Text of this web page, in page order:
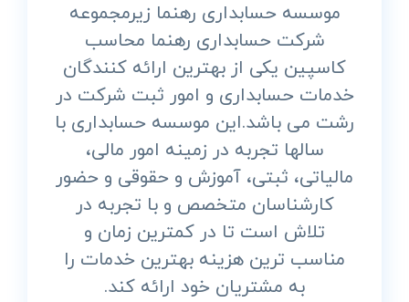
موسسه حسابداری رهنما زیرمجموعه
شرکت حسابداری رهنما محاسب
کاسپین یکی از بهترین ارائه کنندگان
خدمات حسابداری و امور ثبت شرکت در
رشت می باشد.این موسسه حسابداری با
سالها تجربه در زمینه امور مالی،
مالیاتی، ثبتی، آموزش و حقوقی و حضور
کارشناسان متخصص و با تجربه در
تلاش است تا در کمترین زمان و
مناسب ترین هزینه بهترین خدمات را
به مشتریان خود ارائه کند.